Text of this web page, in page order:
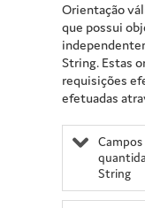
Orientação
que possui
String. Estas
requisições
efetuadas
String